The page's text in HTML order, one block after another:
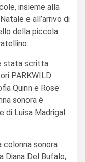
insieme alla
e all’arrivo di
della piccola
stata scritta
PARKWILD
Quinn e Rose
sonora è
di Luisa Madrigal
colonna sonora
Diana Del Bufalo,